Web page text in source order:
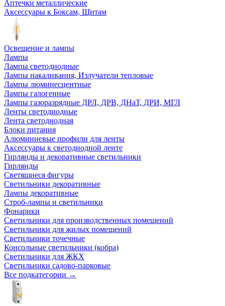
Аптечки металлические
Аксессуары к Боксам, Щитам
Освещение и лампы
Лампы
Лампы светодиодные
Лампы накаливания, Излучатели тепловые
Лампы люминесцентные
Лампы галогенные
Лампы газоразрядные ДРЛ, ДРВ, ДНаТ, ДРИ, МГЛ
Ленты светодиодные
Лента светодиодная
Блоки питания
Алюминиевые профили для ленты
Аксессуары к светодиодной ленте
Гирлянды и декоративные светильники
Гирлянды
Светящиеся фигуры
Светильники декоративные
Лампы декоративные
Строб-лампы и светильники
Фонарики
Светильники для производственных помещений
Светильники для жилых помещений
Светильники точечные
Консольные светильники (кобра)
Светильники для ЖКХ
Светильники садово-парковые
Все подкатегории →